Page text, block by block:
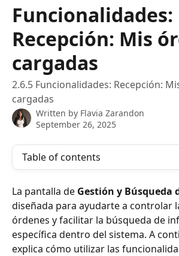
Funcionalidades:
Recepción: Mis
cargadas
2.6.5 Funcionalidades: Recepción:
cargadas
Written by Flavia Zarandon
September 26, 2025
Table of contents
La pantalla de Gestión y Búsqueda
diseñada para ayudarte a controlar
órdenes y facilitar la búsqueda de
específica dentro del sistema. A
explica cómo utilizar las